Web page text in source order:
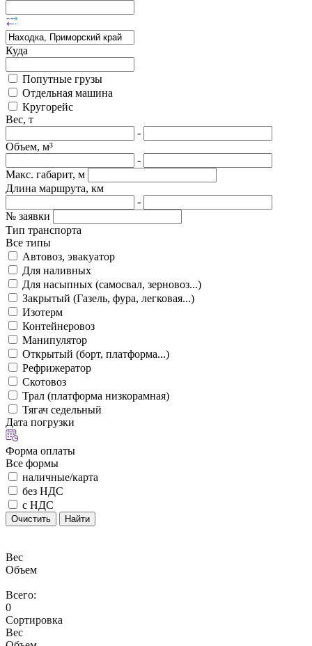
Куда
Попутные грузы
Отдельная машина
Кругорейс
Вес, т
-
Объем, м³
-
Макс. габарит, м
Длина маршрута, км
-
№ заявки
Тип транспорта
Все типы
Автовоз, эвакуатор
Для наливных
Для насыпных (самосвал, зерновоз...)
Закрытый (Газель, фура, легковая...)
Изотерм
Контейнеровоз
Манипулятор
Открытый (борт, платформа...)
Рефрижератор
Скотовоз
Трал (платформа низкорамная)
Тягач седельный
Дата погрузки
Форма оплаты
Все формы
наличные/карта
без НДС
с НДС
Очистить Найти
Вес
Объем
Всего:
0
Сортировка
Вес